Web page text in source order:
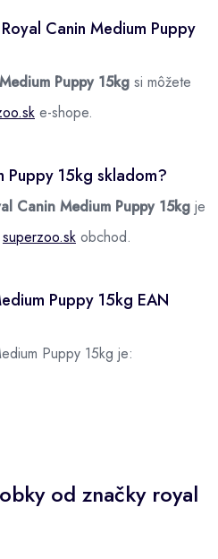
Canin Medium Puppy
Puppy 15kg si môžete
e-shope.
Puppy 15kg skladom?
Canin Medium Puppy 15kg je
superzoo.sk obchod.
Puppy 15kg EAN
Puppy 15kg je:
od značky royal